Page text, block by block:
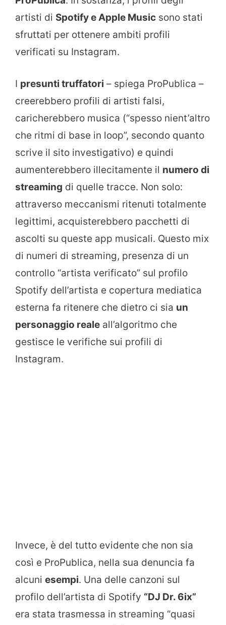
artisti di Spotify e Apple Music sono stati
sfruttati per ottenere ambiti profili
verificati su Instagram.
I presunti truffatori – spiega ProPublica –
creerebbero profili di artisti falsi,
caricherebbero musica (“spesso nient’altro
che ritmi di base in loop”, secondo quanto
scrive il sito investigativo) e quindi
aumenterebbero illecitamente il numero di
streaming di quelle tracce. Non solo:
attraverso meccanismi ritenuti totalmente
legittimi, acquisterebbero pacchetti di
ascolti su queste app musicali. Questo mix
di numeri di streaming, presenza di un
controllo “artista verificato” sul profilo
Spotify dell’artista e copertura mediatica
esterna fa ritenere che dietro ci sia un
personaggio reale all’algoritmo che
gestisce le verifiche sui profili di
Instagram.
Invece, è del tutto evidente che non sia
così e ProPublica, nella sua denuncia fa
alcuni esempi. Una delle canzoni sul
profilo dell’artista di Spotify “DJ Dr. 6ix”
era stata trasmessa in streaming “quasi